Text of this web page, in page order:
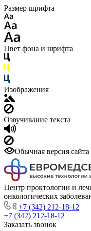
Размер шрифта
Цвет фона и шрифта
Изображения
Озвучивание текста
Обычная версия сайта
Центр проктологии и
онкологических
+7 (342) 212-18-12
+7 (342) 212-18-12
Заказать звонок